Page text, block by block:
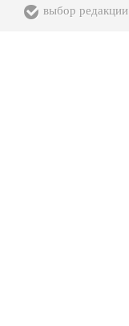
выбор редакции